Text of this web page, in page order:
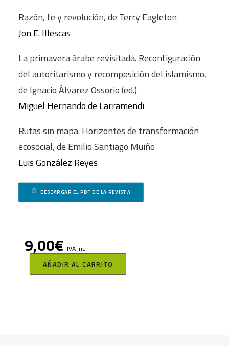
Razón, fe y revolución, de Terry Eagleton
Jon E. Illescas
La primavera árabe revisitada. Reconfiguración
del autoritarismo y recomposición del islamismo,
de Ignacio Álvarez Ossorio (ed.)
Miguel Hernando de Larramendi
Rutas sin mapa. Horizontes de transformación
ecosocial, de Emilio Santiago Muiño
Luis González Reyes
DESCARGAR EL PDF DE LA REVISTA
9,00€ IVA inc.
AÑADIR AL CARRITO